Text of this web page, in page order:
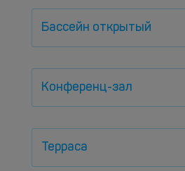
Бассейн открытый
Конференц-зал
Терраса